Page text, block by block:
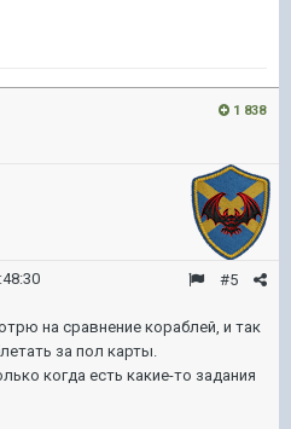
1 838
#5
на сравнение кораблей, и так
за пол карты.
когда есть какие-то задания